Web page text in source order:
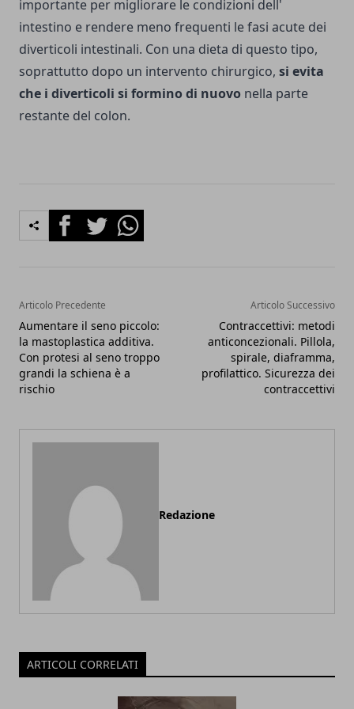
importante per migliorare le condizioni dell'
intestino e ren­dere meno frequenti le fasi acute dei
diverticoli intestinali. Con una dieta di questo tipo,
soprattutto dopo un intervento chirurgico, si evita
che i diverticoli si for­mino di nuovo nella parte
restante del colon.
FacebookTwitterWhatsapp
Articolo Precedente
Aumentare il seno piccolo:
la mastoplastica additiva.
Con protesi al seno troppo
grandi la schiena è a
rischio
Articolo Successivo
Contraccettivi: metodi
anticoncezionali. Pillola,
spirale, diaframma,
profilattico. Sicurezza dei
contraccettivi
Redazione
ARTICOLI CORRELATI